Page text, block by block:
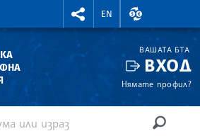
RIGHTMENU.SOCIAL
EN
ВАЛУТНИ
ВАШАТА БТА
ВХОД
Нямате профил?